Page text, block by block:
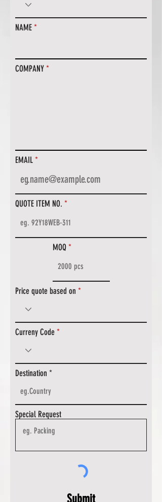
NAME
COMPANY
EMAIL
QUOTE ITEM NO.
MOQ
Price quote based on
Curreny Code
Destination
Special Request
Submit